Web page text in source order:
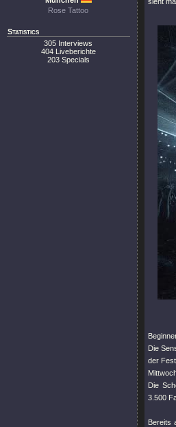
Rose Tattoo
Statistics
305 Interviews
404 Liveberichte
203 Specials
Die
der
Die
3.500
Bereits